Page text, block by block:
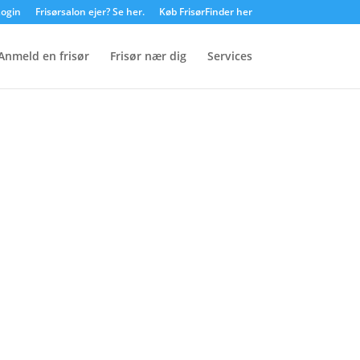
Frisørsalon ejer? Se her. Køb FrisørFinder her
en frisør Frisør nær dig Services